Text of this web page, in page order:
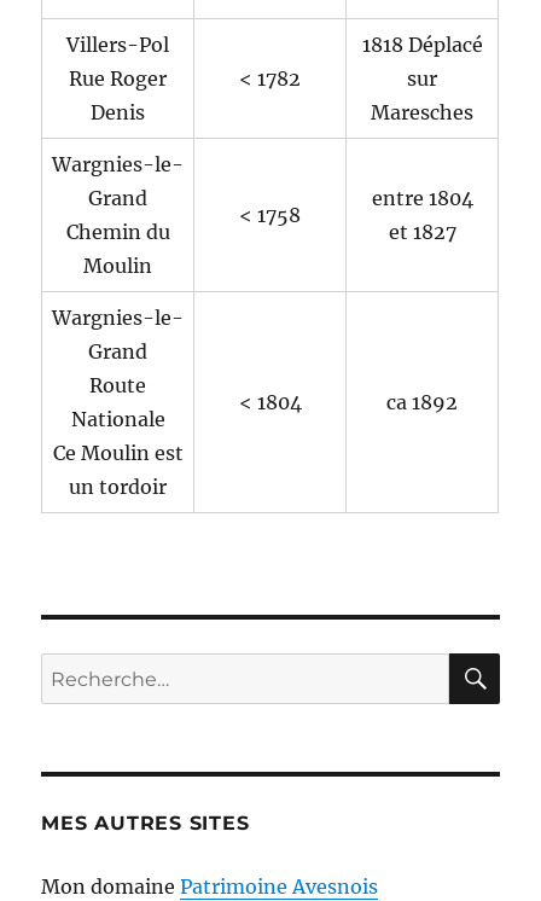
Villers-Pol
Rue Roger
Denis
< 1782
1818 Déplacé
sur
Maresches
Wargnies-le-
Grand
Chemin du
Moulin
< 1758
entre 1804
et 1827
Wargnies-le-
Grand
Route
Nationale
Ce Moulin est
un tordoir
< 1804 ca 1892
Recherche
pour :
MES AUTRES SITES
Mon domainePatrimoine Avesnois